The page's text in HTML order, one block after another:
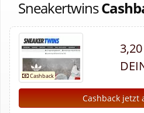
Sneakertwins
Cashback jetzt